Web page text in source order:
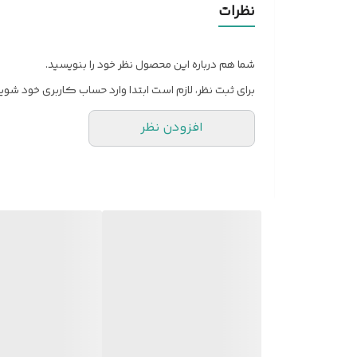
کشور مبدا برند و محصول
ابعاد
نظرات
شما هم درباره این محصول نظر خود را بنویسید.
برای ثبت نظر، لازم است ابتدا وارد حساب کاربری خود
افزودن نظر